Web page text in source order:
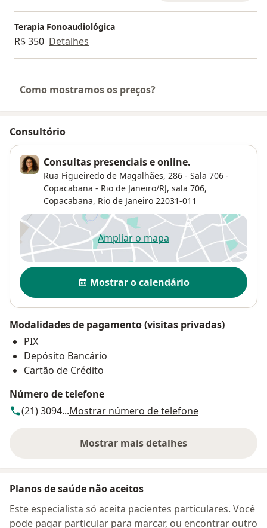
Terapia Fonoaudiológica
R$ 350 Detalhes
Como mostramos os preços?
Consultório
Consultas presenciais e online.
Rua Figueiredo de Magalhães, 286 - Sala 706 -
Copacabana - Rio de Janeiro/RJ, sala 706,
Copacabana, Rio de Janeiro 22031-011
Ampliar o mapaabre num novo separador
Disponibilidade
Mostrar o calendário
Modalidades de pagamento (visitas privadas)
PIX
Depósito Bancário
Cartão de Crédito
Número de telefone
(21) 3094...Mostrar número de telefone
Mostrar mais detalhes
sobre o endereço
Planos de saúde não aceitos
Este especialista só aceita pacientes particulares. Você
pode pagar particular para marcar, ou encontrar outro